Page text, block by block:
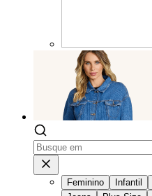
Feminino Infantil